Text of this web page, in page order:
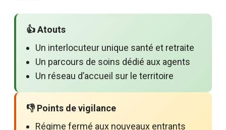
👍 Atouts
Un interlocuteur unique santé et retraite
Un parcours de soins dédié aux agents
Un réseau d’accueil sur le territoire
👎 Points de vigilance
Régime fermé aux nouveaux entrants